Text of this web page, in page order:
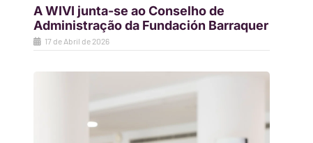
A WIVI junta-se ao Conselho de
Administração da Fundación Barraquer
17 de Abril de 2026